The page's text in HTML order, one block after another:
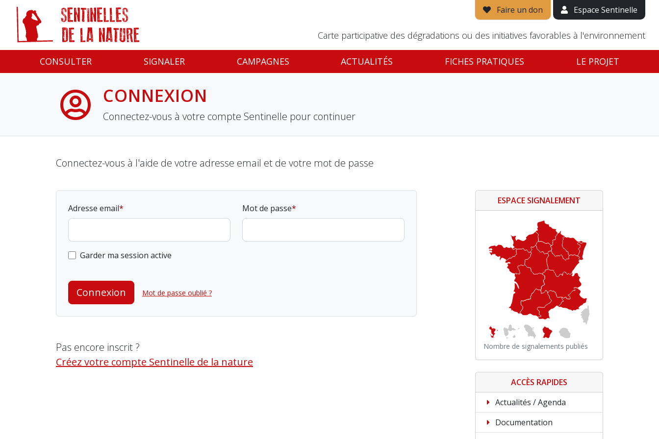
Faire un don Espace Sentinelle
Carte participative des dégradations ou des initiatives favorables à l'environnement
CONSULTER SIGNALER CAMPAGNES ACTUALITÉS FICHES PRATIQUES LE PROJET
CONNEXION
Connectez-vous à votre compte Sentinelle pour continuer
Connectez-vous à l'aide de votre adresse email et de votre mot de passe
Adresse email Mot de passe
Garder ma session active
Connexion Mot de passe oublié ?
Pas encore inscrit ?
Créez votre compte Sentinelle de la nature
ESPACE SIGNALEMENT
Nombre de signalements publiés
ACCÈS RAPIDES
Actualités / Agenda
Documentation
Panneau de gestion des cookies